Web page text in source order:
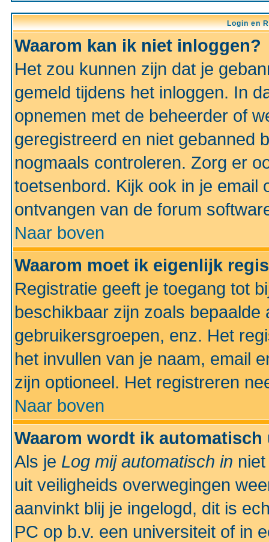
Login en
Waarom kan ik niet inloggen?
Het zou kunnen zijn dat je
gemeld tijdens het inloggen. In
opnemen met de beheerder of
geregistreerd en niet gebanned
nogmaals controleren. Zorg er
toetsenbord. Kijk ook in je email
ontvangen van de forum
Naar boven
Waarom moet ik eigenlijk
Registratie geeft je toegang tot
beschikbaar zijn zoals
gebruikersgroepen, enz. Het
het invullen van je naam, email
zijn optioneel. Het registreren
Naar boven
Waarom wordt ik
Als je Log mij automatisch in
uit veiligheids overwegingen
aanvinkt blij je ingelogd, dit is
PC op b.v. een universiteit of in